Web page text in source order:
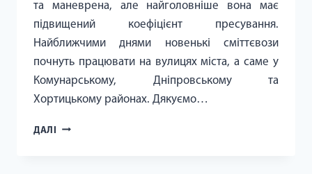
та маневрена, але найголовніше вона має
підвищений коефіцієнт пресування.
Найближчими днями новенькі сміттєвози
почнуть працювати на вулицях міста, а саме у
Комунарському, Дніпровському та
Хортицькому районах. Дякуємо…
ДАЛІ
«ВЕЛЬТУМ-